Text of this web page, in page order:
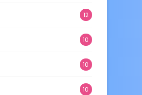
12
10
10
10